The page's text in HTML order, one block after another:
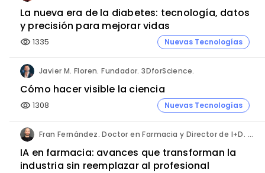
La nueva era de la diabetes: tecnología, datos
y precisión para mejorar vidas
visibility 1335 Nuevas Tecnologías
Javier M. Floren. Fundador. 3DforScience.
Cómo hacer visible la ciencia
visibility 1308 Nuevas Tecnologías
Fran Fernández. Doctor en Farmacia y Director de I+D. Labiana
IA en farmacia: avances que transforman la
industria sin reemplazar al profesional